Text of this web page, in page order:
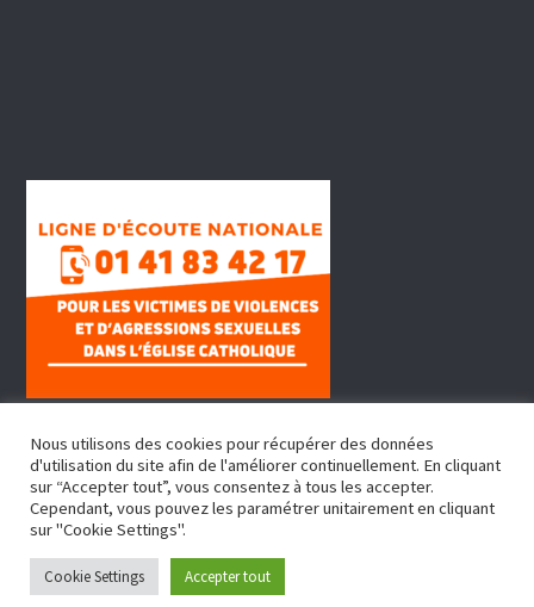
Copyright © 2022, Doyenné Fontenay Sous Bois
Nous utilisons des cookies pour récupérer des données
d'utilisation du site afin de l'améliorer continuellement. En cliquant
sur “Accepter tout”, vous consentez à tous les accepter.
Cependant, vous pouvez les paramétrer unitairement en cliquant
sur "Cookie Settings".
Cookie Settings Accepter tout